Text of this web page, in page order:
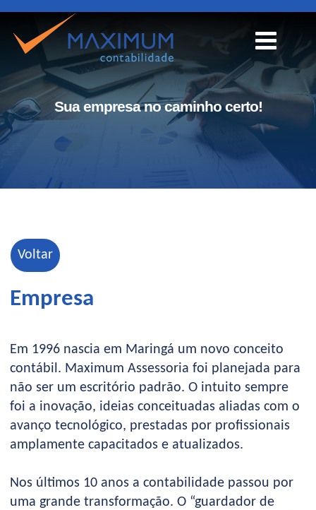
Sua empresa no caminho certo!
Voltar
Empresa
Em 1996 nascia em Maringá um novo conceito
contábil. Maximum Assessoria foi planejada para
não ser um escritório padrão. O intuito sempre
foi a inovação, ideias conceituadas aliadas com o
avanço tecnológico, prestadas por profissionais
amplamente capacitados e atualizados.
Nos últimos 10 anos a contabilidade passou por
uma grande transformação. O “guardador de